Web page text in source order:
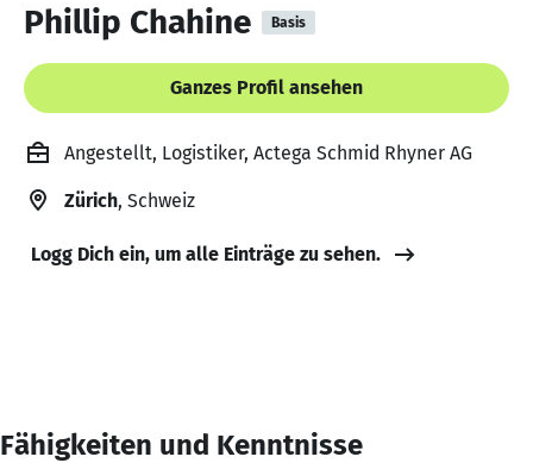
Phillip Chahine Basis
Ganzes Profil ansehen
Angestellt, Logistiker, Actega Schmid Rhyner AG
Zürich, Schweiz
Logg Dich ein, um alle Einträge zu sehen.
Fähigkeiten und Kenntnisse